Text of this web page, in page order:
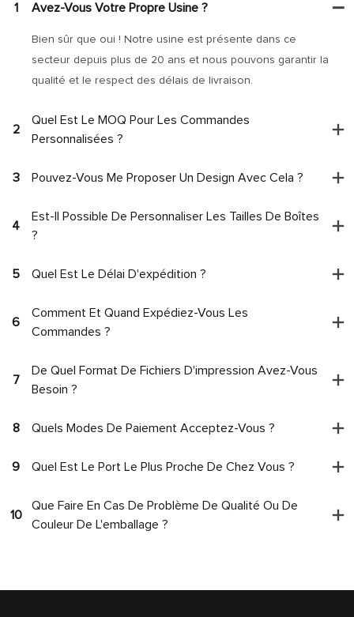
1 Avez-Vous Votre Propre Usine ?
Bien sûr que oui ! Notre usine est présente dans ce
secteur depuis plus de 20 ans et nous pouvons garantir la
qualité et le respect des délais de livraison.
2
Quel Est Le MOQ Pour Les Commandes
Personnalisées ?
3 Pouvez-Vous Me Proposer Un Design Avec Cela ?
4
Est-Il Possible De Personnaliser Les Tailles De Boîtes
?
5 Quel Est Le Délai D'expédition ?
6
Comment Et Quand Expédiez-Vous Les
Commandes ?
7
De Quel Format De Fichiers D'impression Avez-Vous
Besoin ?
8 Quels Modes De Paiement Acceptez-Vous ?
9 Quel Est Le Port Le Plus Proche De Chez Vous ?
10
Que Faire En Cas De Problème De Qualité Ou De
Couleur De L'emballage ?